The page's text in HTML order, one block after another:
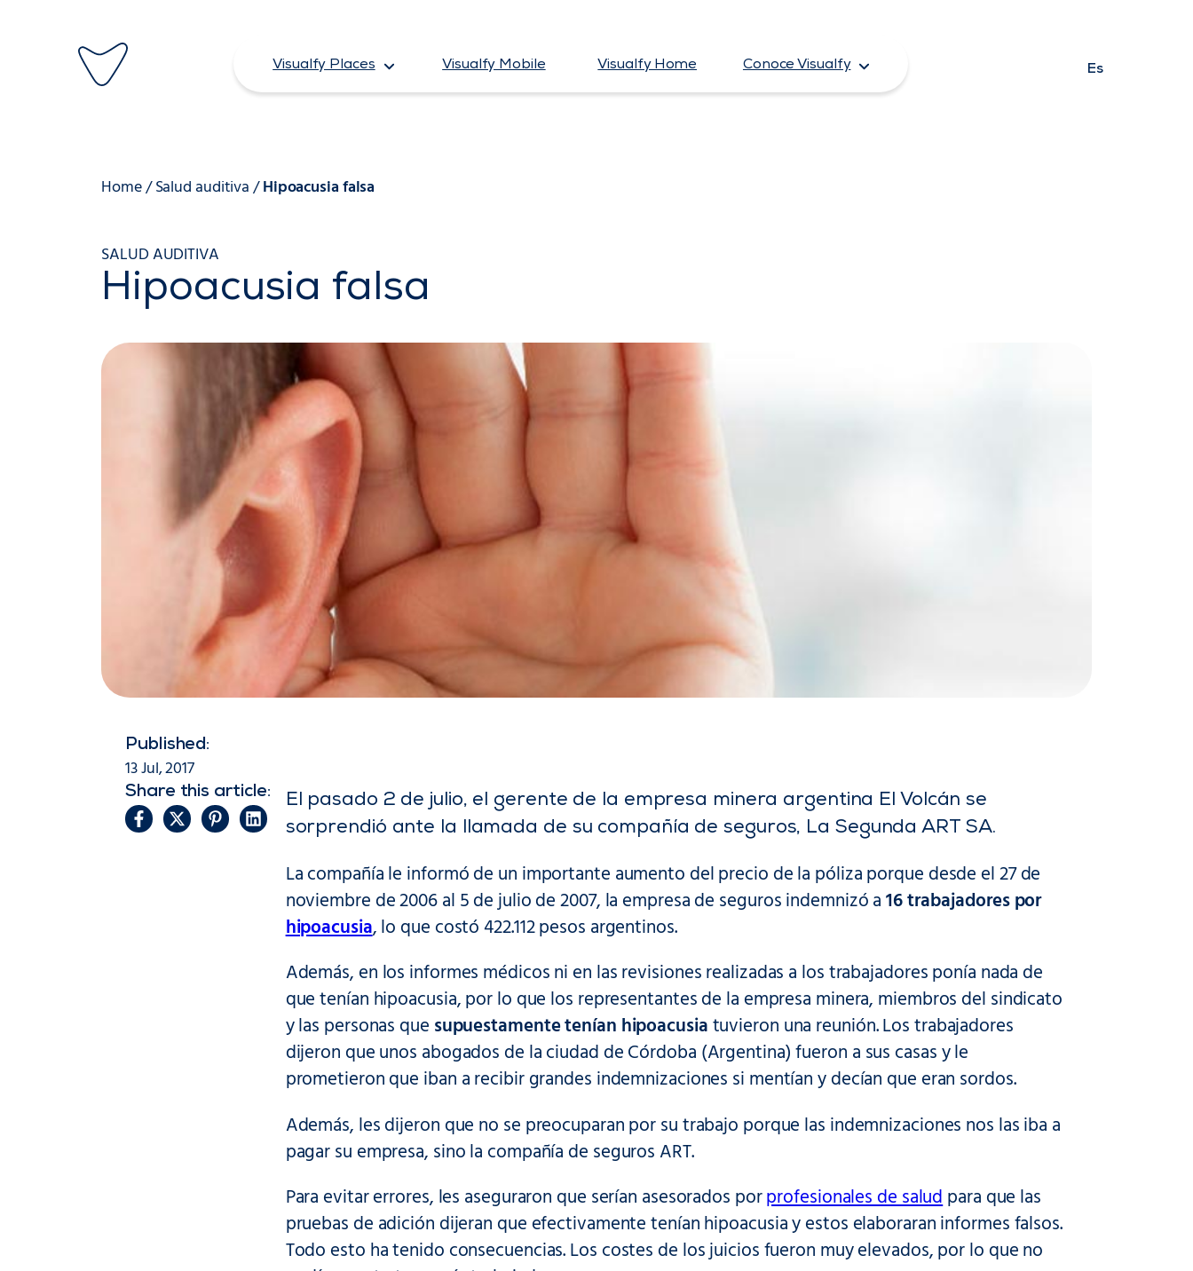
contenido
Visualfy Places Visualfy Mobile Visualfy Home Conoce Visualfy Es
Home/Salud auditiva/Hipoacusia falsa
SALUD AUDITIVA
Hipoacusia falsa
Published:
13 Jul, 2017
Share this article:
El pasado 2 de julio, el gerente de la empresa minera argentina El Volcán se
sorprendió ante la llamada de su compañía de seguros, La Segunda ART SA.
La compañía le informó de un importante aumento del precio de la póliza porque desde el 27 de
noviembre de 2006 al 5 de julio de 2007, la empresa de seguros indemnizó a16 trabajadores por
hipoacusia, lo que costó 422.112 pesos argentinos.
Además, en los informes médicos ni en las revisiones realizadas a los trabajadores ponía nada de
que tenían hipoacusia, por lo que los representantes de la empresa minera, miembros del sindicato
y las personas que supuestamente tenían hipoacusiatuvieron una reunión. Los trabajadores
dijeron que unos abogados de la ciudad de Córdoba (Argentina) fueron a sus casas y le
prometieron que iban a recibir grandes indemnizaciones si mentían y decían que eran sordos.
Además, les dijeron que no se preocuparan por su trabajo porque las indemnizaciones nos las iba a
pagar su empresa, sino la compañía de seguros ART.
Para evitar errores, les aseguraron que serían asesorados porprofesionales de saludpara que las
pruebas de adición dijeran que efectivamente tenían hipoacusia y estos elaboraran informes falsos.
Todo esto ha tenido consecuencias. Los costes de los juicios fueron muy elevados, por lo que no